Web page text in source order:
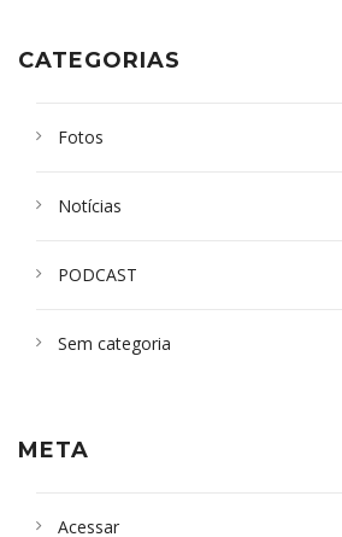
CATEGORIAS
Fotos
Notícias
PODCAST
Sem categoria
META
Acessar